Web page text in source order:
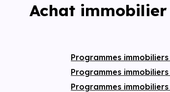
Achat immobilier
Programmes
Programmes
Programmes